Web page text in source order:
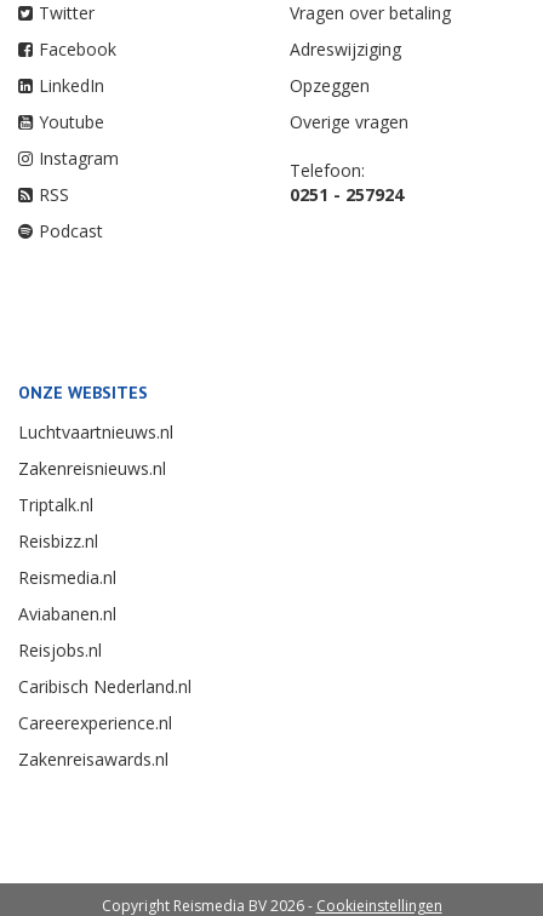
Twitter
Facebook
LinkedIn
Youtube
Instagram
RSS
Podcast
Vragen over betaling
Adreswijziging
Opzeggen
Overige vragen
Telefoon:
0251 - 257924
ONZE WEBSITES
Luchtvaartnieuws.nl
Zakenreisnieuws.nl
Triptalk.nl
Reisbizz.nl
Reismedia.nl
Aviabanen.nl
Reisjobs.nl
Caribisch Nederland.nl
Careerexperience.nl
Zakenreisawards.nl
Copyright Reismedia BV 2026 - Cookieinstellingen